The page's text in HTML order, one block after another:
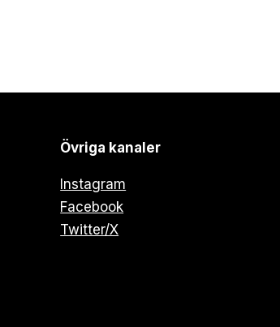
Övriga kanaler
Instagram
Facebook
Twitter/X